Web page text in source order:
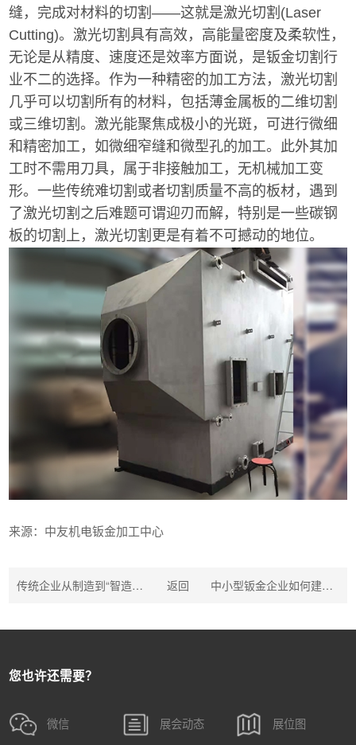
缝，完成对材料的切割——这就是激光切割(Laser
Cutting)。激光切割具有高效，高能量密度及柔软性，
无论是从精度、速度还是效率方面说，是钣金切割行
业不二的选择。作为一种精密的加工方法，激光切割
几乎可以切割所有的材料，包括薄金属板的二维切割
或三维切割。激光能聚焦成极小的光斑，可进行微细
和精密加工，如微细窄缝和微型孔的加工。此外其加
工时不需用刀具，属于非接触加工，无机械加工变
形。一些传统难切割或者切割质量不高的板材，遇到
了激光切割之后难题可谓迎刃而解，特别是一些碳钢
板的切割上，激光切割更是有着不可撼动的地位。
来源：中友机电钣金加工中心
传统企业从制造到“智造”的切入点 返回 中小型钣金企业如何建立数字化的计划体系
您也许还需要？
微信 展会动态 展位图